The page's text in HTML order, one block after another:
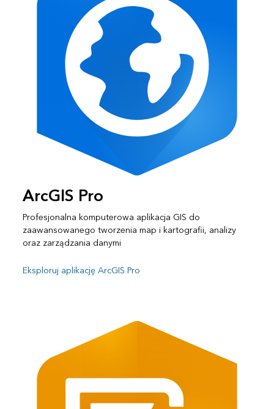
ArcGIS Pro
Profesjonalna komputerowa aplikacja GIS do
zaawansowanego tworzenia map i kartografii, analizy
oraz zarządzania danymi
Eksploruj aplikację ArcGIS Pro